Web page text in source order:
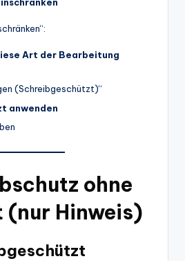
Art der Bearbeitung
(Schreibgeschützt)“
anwenden
ohne
(nur Hinweis)